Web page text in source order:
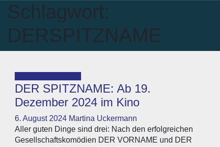
Schlagwort:
DERSPITZNAME
DER SPITZNAME: Ab 19.
Dezember 2024 im Kino
6. August 2024 Martina Uckermann
Aller guten Dinge sind drei: Nach den erfolgreichen
Gesellschaftskomödien DER VORNAME und DER